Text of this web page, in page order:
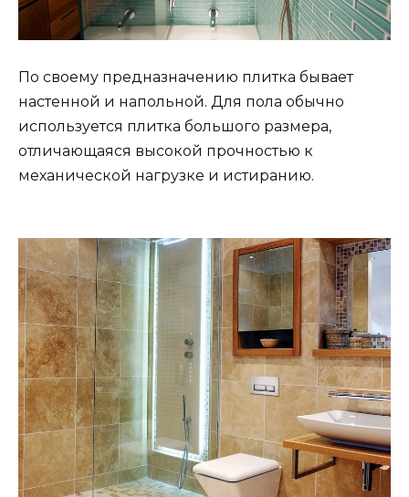
По своему предназначению плитка бывает
настенной и напольной. Для пола обычно
используется плитка большого размера,
отличающаяся высокой прочностью к
механической нагрузке и истиранию.